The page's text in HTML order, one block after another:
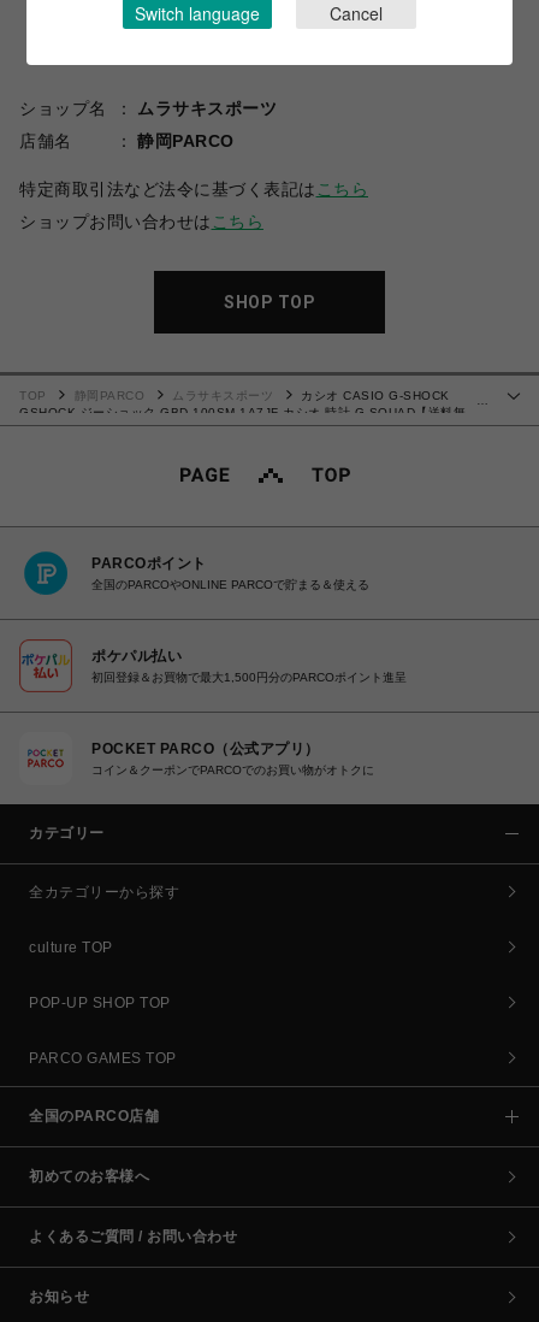
ショップ名
ムラサキスポーツ
店舗名
静岡PARCO
特定商取引法など法令に基づく表記は こちら
ショップお問い合わせは こちら
SHOP TOP
TOP 静岡PARCO ムラサキスポーツ
カシオ CASIO G-SHOCK
GSHOCK ジーショック GBD-100SM-1A7JF カシオ 時計 G-SQUAD【送料無
料】
PARCOポイント
全国のPARCOやONLINE PARCOで貯まる＆使える
ポケパル払い
初回登録＆お買物で最大1,500円分のPARCOポイント進呈
POCKET PARCO（公式アプリ）
コイン＆クーポンでPARCOでのお買い物がオトクに
カテゴリー
全カテゴリーから探す
culture TOP
POP-UP SHOP TOP
PARCO GAMES TOP
全国のPARCO店舗
初めてのお客様へ
よくあるご質問 / お問い合わせ
お知らせ
Switch language Cancel